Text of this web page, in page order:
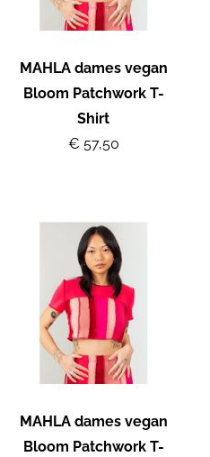
MAHLA dames vegan
Bloom Patchwork T-
Shirt
€ 57,50
MAHLA dames vegan
Bloom Patchwork T-